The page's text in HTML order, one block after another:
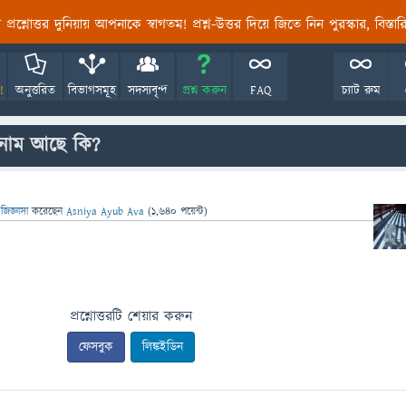
প্রশ্নোত্তর দুনিয়ায় আপনাকে স্বাগতম! প্রশ্ন-উত্তর দিয়ে জিতে নিন পুরস্কার,
অনুত্তরিত বিভাগসমূহ সদস্যবৃন্দ প্রশ্ন করুন FAQ চ্যাট রুম
আছে কি?
জিজ্ঞাসাকরেছেনAsniya Ayub Ava (1,640 পয়েন্ট)
প্রশ্নোত্তরটি শেয়ার করুন
ফেসবুক লিঙ্কইডিন